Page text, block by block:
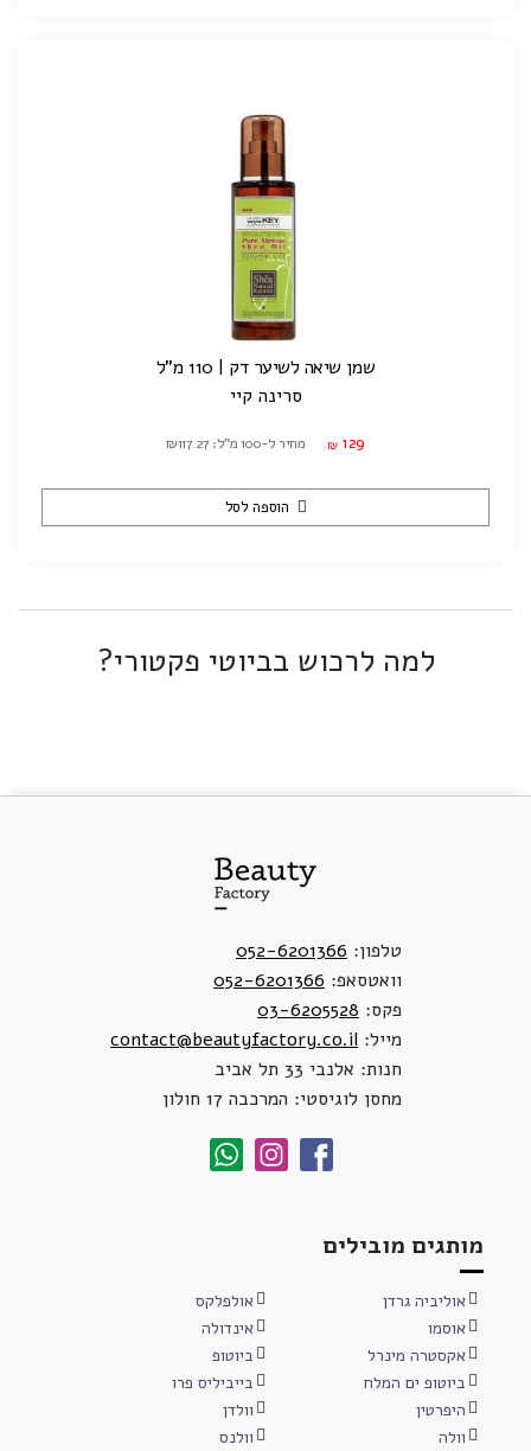
שמן שיאה לשיער דק | 110 מ"ל
סרינה קיי
₪ 129 מחיר ל-100 מ"ל: ₪117.27
הוספה לסל
למה לרכוש בביוטי פקטורי?
טלפון: 052-6201366
וואטסאפ: 052-6201366
פקס: 03-6205528
מייל: contact@beautyfactory.co.il
חנות: אלנבי 33 תל אביב
מחסן לוגיסטי: המרכבה 17 חולון
מותגים מובילים
אוליביה גרדן
אולפלקס
אוסמו
אינדולה
אקסטרה מינרל
ביוטופ
ביוטופ ים המלח
בייביליס פרו
היפרטין
וולדן
וולה
וולנס